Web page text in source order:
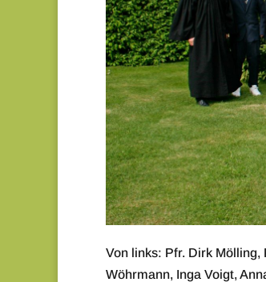
Von links: Pfr. Dirk
Wöhrmann, Inga Voigt,